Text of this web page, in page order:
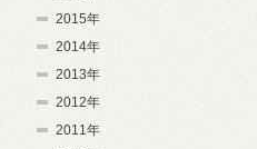
2015年
2014年
2013年
2012年
2011年